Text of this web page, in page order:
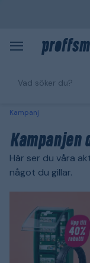
Kampanj
Kampanjen
Här ser du våra
något du gillar.